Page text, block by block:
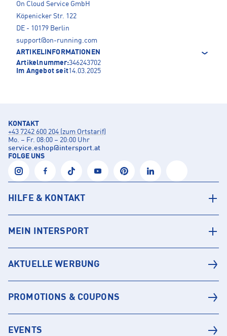
On Cloud Service GmbH
Köpenicker Str. 122
DE - 10179 Berlin
support@on-running.com
ARTIKELINFORMATIONEN
Artikelnummer:346243702
Im Angebot seit14.03.2025
KONTAKT
+43 7242 600 204 (zum Ortstarif)
Mo. – Fr. 08:00 – 20:00 Uhr
service.eshop@intersport.at
FOLGE UNS
HILFE & KONTAKT
MEIN INTERSPORT
AKTUELLE WERBUNG
PROMOTIONS & COUPONS
EVENTS